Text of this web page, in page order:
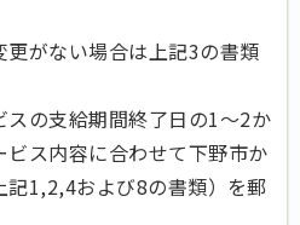
がない場合は上記3の書類
の支給期間終了日の1～2か
ス内容に合わせて下野市か
記1,2,4および8の書類）を郵